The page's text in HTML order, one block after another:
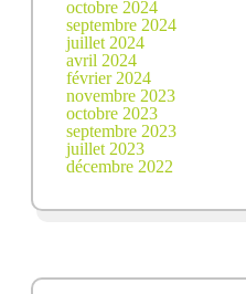
octobre 2024
septembre 2024
juillet 2024
avril 2024
février 2024
novembre 2023
octobre 2023
septembre 2023
juillet 2023
décembre 2022